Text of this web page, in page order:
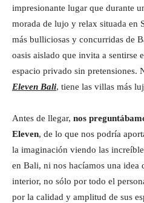
impresionante lugar que durante
morada de lujo y relax situada en
más bulliciosas y concurridas de
oasis aislado que invita a sentirse
espacio privado sin pretensiones.
Eleven Bali, tiene las villas más
Antes de llegar, nos
Eleven, de lo que nos podría
la imaginación viendo las
en Bali, ni nos hacíamos una idea
interior, no sólo por todo el
por la calidad y amplitud de sus